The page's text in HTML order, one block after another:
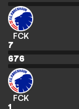
FCK
7
676
FCK